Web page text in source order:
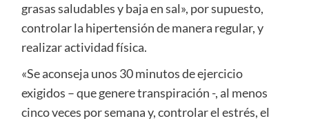
grasas saludables y baja en sal», por supuesto,
controlar la hipertensión de manera regular, y
realizar actividad física.
«Se aconseja unos 30 minutos de ejercicio
exigidos – que genere transpiración -, al menos
cinco veces por semana y, controlar el estrés, el